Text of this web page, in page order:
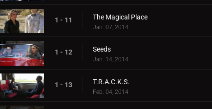
1 - 11 The Magical Place
Jan. 07, 2014
1 - 12 Seeds
Jan. 14, 2014
1 - 13 T.R.A.C.K.S.
Feb. 04, 2014